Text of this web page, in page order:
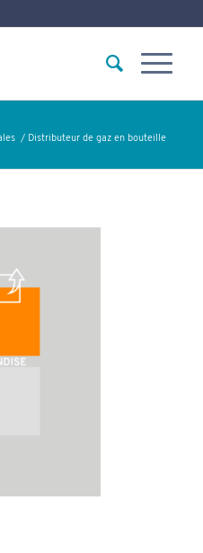
/ Distributeur de gaz en bouteille